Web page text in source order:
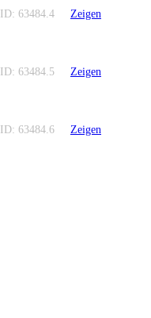
ID: 63484.4 Zeigen
ID: 63484.5 Zeigen
ID: 63484.6 Zeigen